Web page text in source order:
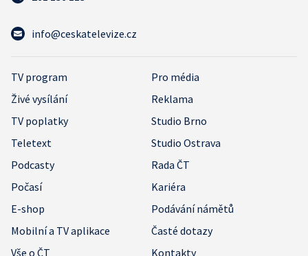
info@ceskatelevize.cz
TV program
Pro média
Živé vysílání
Reklama
TV poplatky
Studio Brno
Teletext
Studio Ostrava
Podcasty
Rada ČT
Počasí
Kariéra
E-shop
Podávání námětů
Mobilní a TV aplikace
Časté dotazy
Vše o ČT
Kontakty